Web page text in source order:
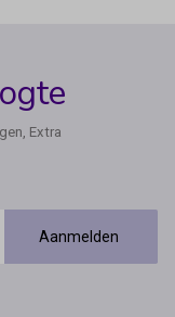
Extra
Aanmelden